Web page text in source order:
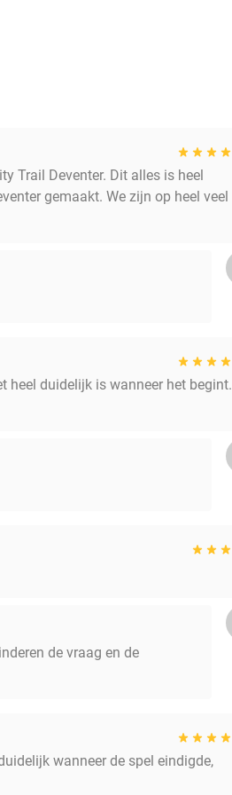
Trail Deventer. Dit alles is heel
gemaakt. We zijn op heel veel
heel duidelijk is wanneer het begint.
de vraag en de
wanneer de spel eindigde,